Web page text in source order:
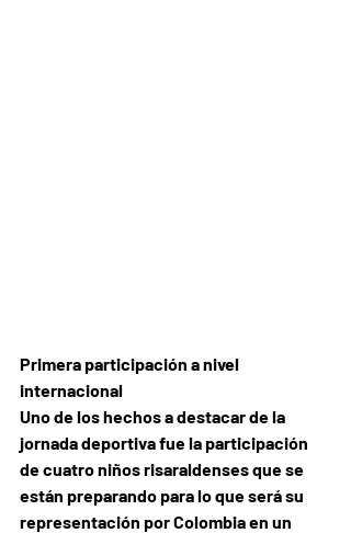
Primera participación a nivel
internacional
Uno de los hechos a destacar de la
jornada deportiva fue la participación
de cuatro niños risaraldenses que se
están preparando para lo que será su
representación por Colombia en un